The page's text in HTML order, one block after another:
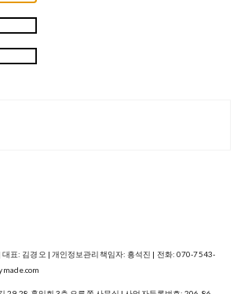
표: 김경오 | 개인정보관리책임자: 흥석진 | 전화: 070-7543-